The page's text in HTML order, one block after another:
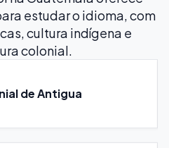
estudar o idioma, com
cultura indígena e
colonial.
de Antigua